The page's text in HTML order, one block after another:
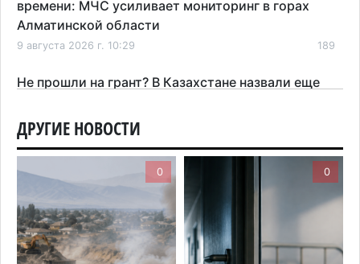
времени: МЧС усиливает мониторинг в горах
Алматинской области
9 августа 2026 г. 10:29 189
Не прошли на грант? В Казахстане назвали еще
образование
9 августа 2026 г. 08:27
Партия «Әділет»: принцип «Закон и порядок»
обязателен для всех
8 августа 2026 г. 15:40
Не знаете, где голосовать? Казахстанцам
ДРУГИЕ НОВОСТИ
0 0